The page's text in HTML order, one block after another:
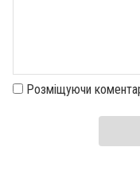
Розміщуючи